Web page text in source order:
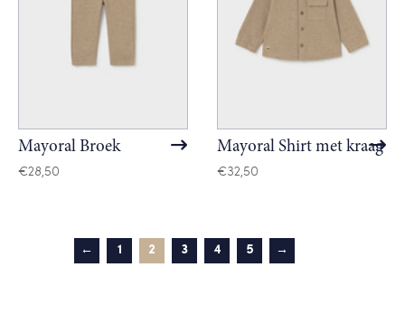
Mayoral Broek
€28,50
Mayoral Shirt met kraag
€32,50
← 1 2 3 4 5 →